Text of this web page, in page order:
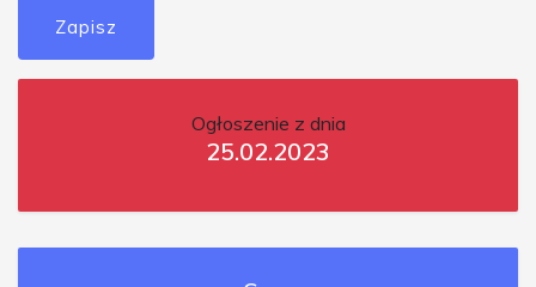
Zapisz
Ogłoszenie z dnia
25.02.2023